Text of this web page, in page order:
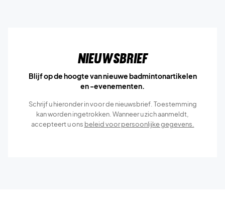
Nieuwsbrief
Blijf op de hoogte van nieuwe badmintonartikelen
en -evenementen.
Schrijf u hieronder in voor de nieuwsbrief. Toestemming
kan worden ingetrokken. Wanneer u zich aanmeldt,
accepteert u ons beleid voor persoonlijke gegevens.